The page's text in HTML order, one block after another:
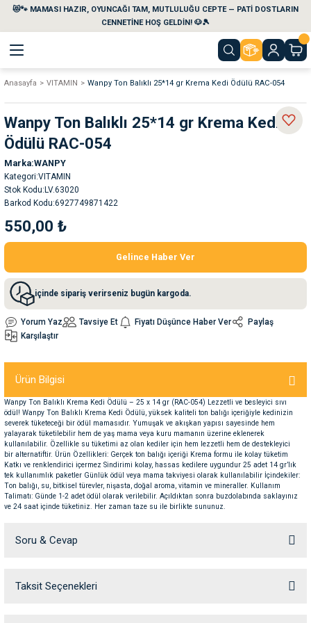
😻🐾 MAMASI HAZIR, OYUNCAĞI TAM, MUTLULUĞU CEPTE — PATİ DOSTLARIN
CENNETİNE HOŞ GELDİN! 🐶🎾
Geri Dön
Geri Dön
Temizlik Ürünleri
Su Kabları
Geri Dön
Geri Dön
Geri Dön
Geri Dön
Anasayfa VITAMIN Wanpy Ton Balıklı 25*14 gr Krema Kedi Ödülü RAC-054
Wanpy Ton Balıklı 25*14 gr Krema Kedi
Ödülü RAC-054
Marka WANPY
Kategori VITAMIN
Stok Kodu LV.63020
Barkod Kodu 6927749871422
550,00 ₺
Gelince Haber Ver
içinde sipariş verirseniz bugün kargoda.
Yorum Yaz Tavsiye Et Fiyatı Düşünce Haber Ver
Paylaş
Karşılaştır
Ürün Bilgisi
Wanpy Ton Balıklı Krema Kedi Ödülü – 25 x 14 gr (RAC-054) Lezzetli ve besleyici sıvı
ödül! Wanpy Ton Balıklı Krema Kedi Ödülü, yüksek kaliteli ton balığı içeriğiyle kedinizin
severek tüketeceği bir ödül mamasıdır. Yumuşak ve akışkan yapısı sayesinde hem
yalayarak tüketilebilir hem de yaş mama veya kuru mamanın üzerine eklenerek
kullanılabilir. Özellikle su tüketimi az olan kediler için hem lezzetli hem de destekleyici
bir alternatiftir. Ürün Özellikleri: Gerçek ton balığı içeriği Krema formu ile kolay tüketim
Katkı ve renklendirici içermez Sindirimi kolay, hassas kedilere uygundur 25 adet 14 gr’lık
tek kullanımlık paketler Günlük ödül veya mama takviyesi olarak kullanılabilir İçindekiler:
Ton balığı, su, bitkisel türevler, nişasta, doğal aroma, vitamin ve mineraller. Kullanım
Talimatı: Günde 1-2 adet ödül olarak verilebilir. Açıldıktan sonra buzdolabında saklayınız
ve 24 saat içinde tüketiniz. Her zaman taze su ile birlikte sununuz.
Soru & Cevap
Ürün hakkında henüz soru sorulmamış.
Taksit Seçenekleri